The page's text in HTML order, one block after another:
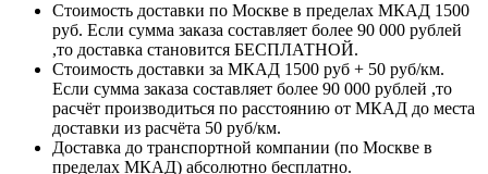
Стоимость доставки по Москве в пределах МКАД 1500
руб. Если сумма заказа составляет более 90 000 рублей
,то доставка становится БЕСПЛАТНОЙ.
Стоимость доставки за МКАД 1500 руб + 50 руб/км.
Если сумма заказа составляет более 90 000 рублей ,то
расчёт производиться по расстоянию от МКАД до места
доставки из расчёта 50 руб/км.
Доставка до транспортной компании (по Москве в
пределах МКАД) абсолютно бесплатно.